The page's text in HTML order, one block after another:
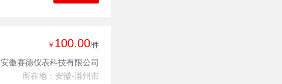
￥ 100.00/件
安徽赛德仪表科技有限公司
所在地：安徽-滁州市